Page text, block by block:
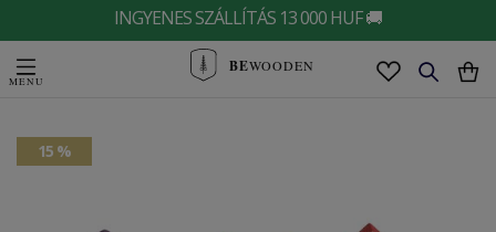
INGYENES SZÁLLÍTÁS 13 000 HUF 🚚
BEWOODEN
15 %